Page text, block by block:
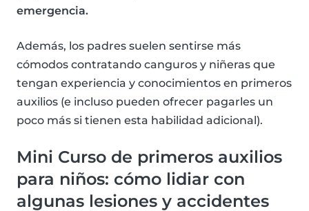
emergencia.
Además, los padres suelen sentirse más
cómodos contratando canguros y niñeras que
tengan experiencia y conocimientos en primeros
auxilios (e incluso pueden ofrecer pagarles un
poco más si tienen esta habilidad adicional).
Mini Curso de primeros auxilios
para niños: cómo lidiar con
algunas lesiones y accidentes